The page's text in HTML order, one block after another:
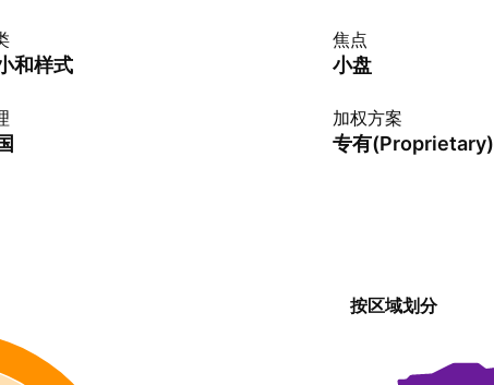
和样式
焦点
小盘
加权方案
专有(Proprietary)
按区域划分